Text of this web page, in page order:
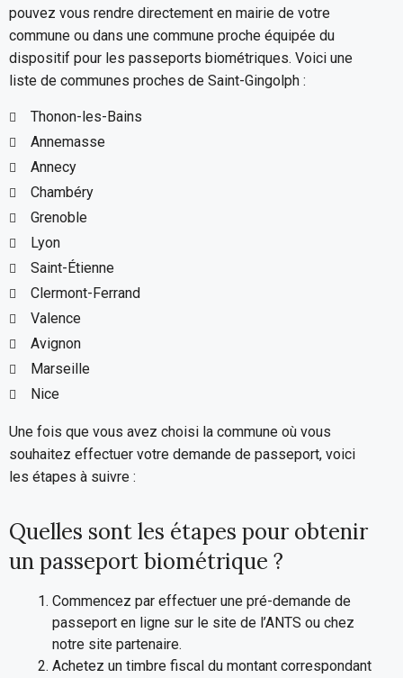
pouvez vous rendre directement en mairie de votre
commune ou dans une commune proche équipée du
dispositif pour les passeports biométriques. Voici une
liste de communes proches de Saint-Gingolph :
Thonon-les-Bains
Annemasse
Annecy
Chambéry
Grenoble
Lyon
Saint-Étienne
Clermont-Ferrand
Valence
Avignon
Marseille
Nice
Une fois que vous avez choisi la commune où vous
souhaitez effectuer votre demande de passeport, voici
les étapes à suivre :
Quelles sont les étapes pour obtenir
un passeport biométrique ?
Commencez par effectuer une pré-demande de
passeport en ligne sur le site de l’ANTS ou chez
notre site partenaire.
Achetez un timbre fiscal du montant correspondant